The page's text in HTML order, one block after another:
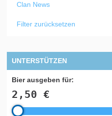
Clan News
Filter zurücksetzen
UNTERSTÜTZEN
Bier ausgeben für:
2,50 €